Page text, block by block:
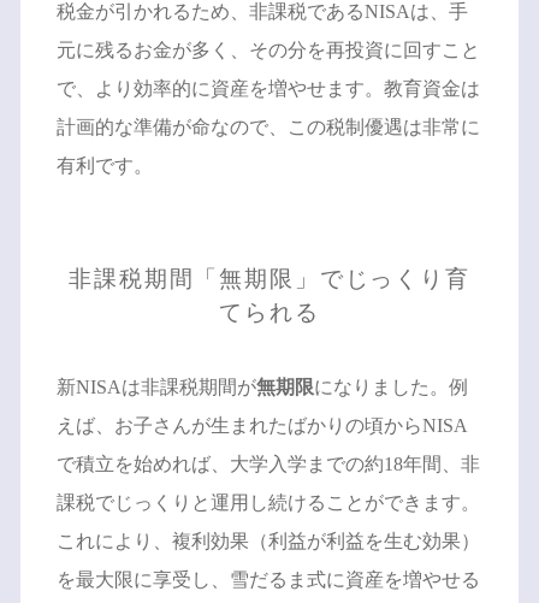
税金が引かれるため、非課税であるNISAは、手
元に残るお金が多く、その分を再投資に回すこと
で、より効率的に資産を増やせます。教育資金は
計画的な準備が命なので、この税制優遇は非常に
有利です。
非課税期間「無期限」でじっくり育
てられる
新NISAは非課税期間が無期限になりました。例
えば、お子さんが生まれたばかりの頃からNISA
で積立を始めれば、大学入学までの約18年間、非
課税でじっくりと運用し続けることができます。
これにより、複利効果（利益が利益を生む効果）
を最大限に享受し、雪だるま式に資産を増やせる